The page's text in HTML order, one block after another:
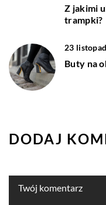
Z jakimi
trampki?
23
Buty na
DODAJ